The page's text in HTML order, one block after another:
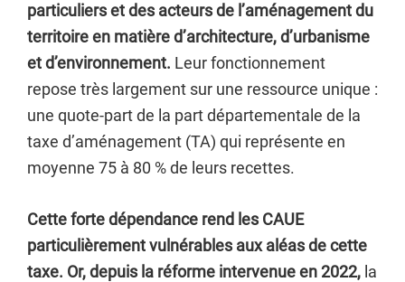
particuliers et des acteurs de l’aménagement du
territoire en matière d’architecture, d’urbanisme
et d’environnement. Leur fonctionnement
repose très largement sur une ressource unique :
une quote-part de la part départementale de la
taxe d’aménagement (TA) qui représente en
moyenne 75 à 80 % de leurs recettes.
Cette forte dépendance rend les CAUE
particulièrement vulnérables aux aléas de cette
taxe. Or, depuis la réforme intervenue en 2022, la